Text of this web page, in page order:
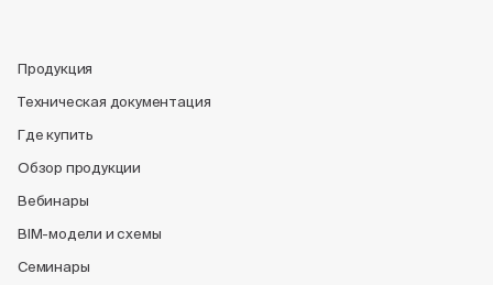
Продукция
Техническая документация
Где купить
Обзор продукции
Вебинары
BIM-модели и схемы
Семинары